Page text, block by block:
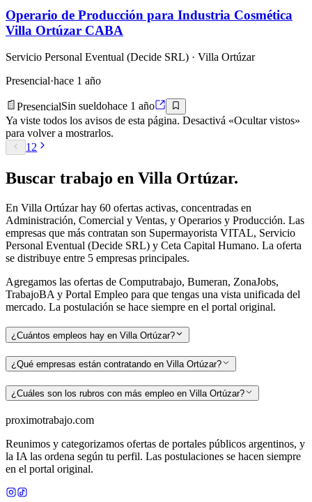
Operario de Producción para Industria Cosmética
Villa Ortúzar CABA
Servicio Personal Eventual (Decide SRL) · Villa Ortúzar
Presencial·hace 1 año
PresencialSin sueldohace 1 año
Ya viste todos los avisos de esta página. Desactivá «Ocultar vistos»
para volver a mostrarlos.
1 2
Buscar trabajo en Villa Ortúzar.
En Villa Ortúzar hay 60 ofertas activas, concentradas en
Administración, Comercial y Ventas, y Operarios y Producción. Las
empresas que más contratan son Supermayorista VITAL, Servicio
Personal Eventual (Decide SRL) y Ceta Capital Humano. La oferta
se distribuye entre 5 empresas principales.
Agregamos las ofertas de Computrabajo, Bumeran, ZonaJobs,
TrabajoBA y Portal Empleo para que tengas una vista unificada del
mercado. La postulación se hace siempre en el portal original.
¿Cuántos empleos hay en Villa Ortúzar?
¿Qué empresas están contratando en Villa Ortúzar?
¿Cuáles son los rubros con más empleo en Villa Ortúzar?
proximotrabajo.com
Reunimos y categorizamos ofertas de portales públicos argentinos, y
la IA las ordena según tu perfil. Las postulaciones se hacen siempre
en el portal original.